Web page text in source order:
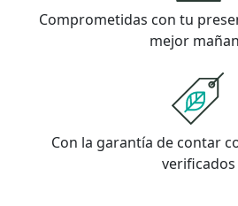
Comprometidas con tu
mejor
Con la garantía de contar
verificados